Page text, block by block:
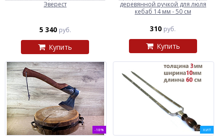
Эверест
5 340 руб.
Купить
деревянной ручкой для люля
кебаб 14 мм - 50 см
310 руб.
Купить
-18% ХИТ